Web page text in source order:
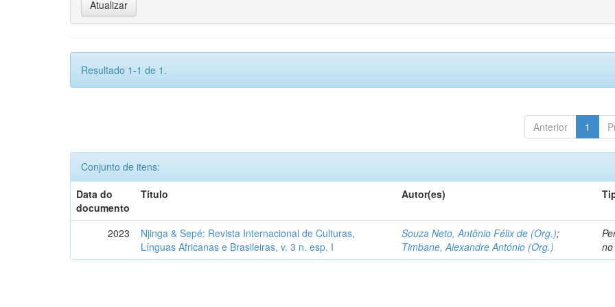
Resultado 1-1 de 1.
Anterior 1
Conjunto de itens:
Data do
documento
Título Autor(es)
2023
Njinga & Sepé: Revista Internacional de Culturas,
Línguas Africanas e Brasileiras, v. 3 n. esp. I
Souza Neto, Antônio Félix de (Org.);
Timbane, Alexandre António (Org.)